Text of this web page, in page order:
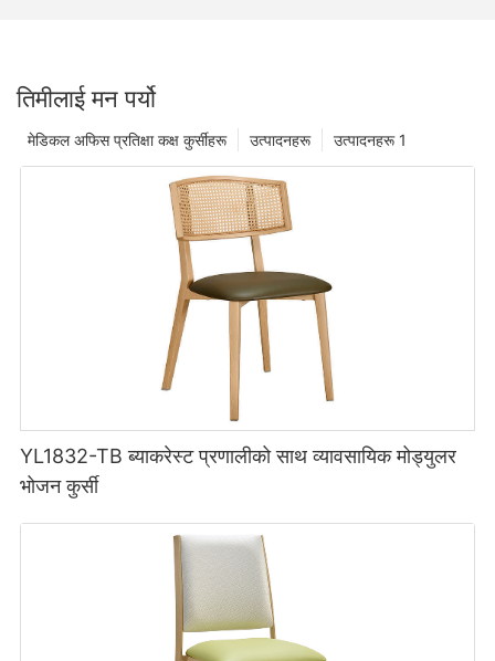
तिमीलाई मन पर्यो
उत्पादनहरू 1
उत्पादनहरू
मेडिकल अफिस प्रतिक्षा कक्ष कुर्सीहरू
YL1832-TB ब्याकरेस्ट प्रणालीको साथ व्यावसायिक मोड्युलर
भोजन कुर्सी